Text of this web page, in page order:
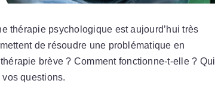
thérapie psychologique est aujourd’hui très
de résoudre une problématique en
brève ? Comment fonctionne-t-elle ? Qui
questions.